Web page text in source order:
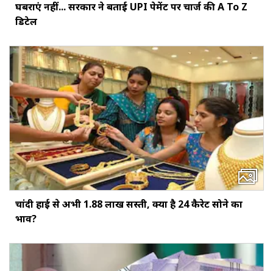
घबराएं नहीं... सरकार ने बताई UPI पेमेंट पर चार्ज की A To Z
डिटेल
चांदी हाई से अभी ₹1.88 लाख सस्ती, क्या है 24 कैरेट सोने का
भाव?